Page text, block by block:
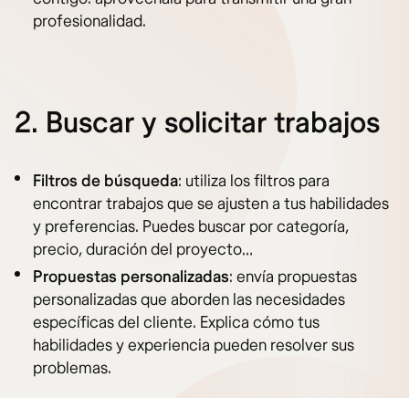
profesionalidad.
2. Buscar y solicitar trabajos
Filtros de búsqueda: utiliza los filtros para
encontrar trabajos que se ajusten a tus habilidades
y preferencias. Puedes buscar por categoría,
precio, duración del proyecto…
Propuestas personalizadas: envía propuestas
personalizadas que aborden las necesidades
específicas del cliente. Explica cómo tus
habilidades y experiencia pueden resolver sus
problemas.